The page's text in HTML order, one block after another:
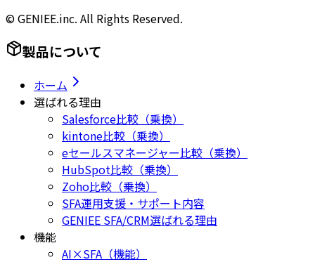
© GENIEE.inc. All Rights Reserved.
製品について
ホーム
選ばれる理由
Salesforce比較（乗換）
kintone比較（乗換）
eセールスマネージャー比較（乗換）
HubSpot比較（乗換）
Zoho比較（乗換）
SFA運用支援・サポート内容
GENIEE SFA/CRM選ばれる理由
機能
AI×SFA（機能）